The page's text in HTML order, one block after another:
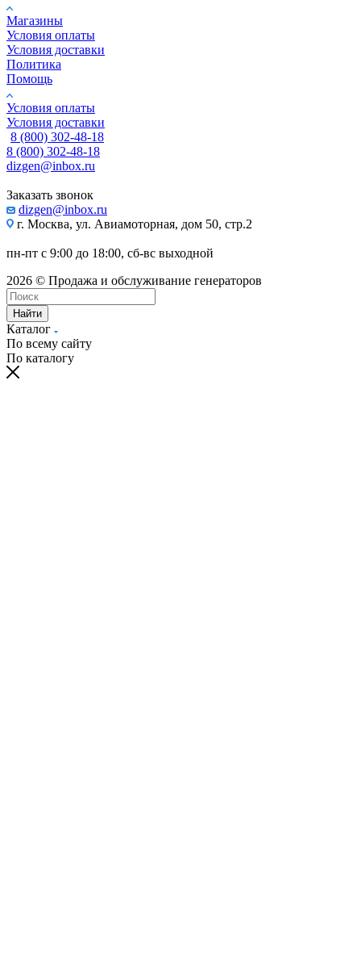
Магазины
Условия оплаты
Условия доставки
Политика
Помощь
Условия оплаты
Условия доставки
8 (800) 302-48-18
8 (800) 302-48-18
dizgen@inbox.ru
Заказать звонок
dizgen@inbox.ru
г. Москва, ул. Авиамоторная, дом 50, стр.2
пн-пт с 9:00 до 18:00, сб-вс выходной
2026 © Продажа и обслуживание генераторов
Найти
Каталог
По всему сайту
По каталогу